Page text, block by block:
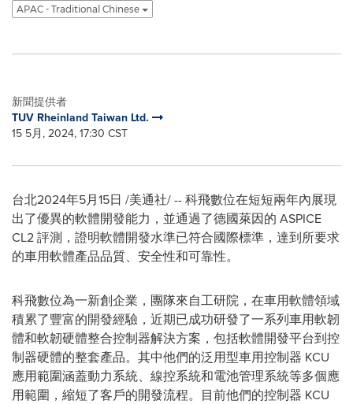
APAC - Traditional Chinese
新聞提供者
TUV Rheinland Taiwan Ltd.
15 5月, 2024, 17:30 CST
台北2024年5月15日 /美通社/ -- 科飛數位在短短兩年內展現
出了優異的軟體開發能力，並通過了德國萊因的 ASPICE
CL2 評測，證明軟體開發水準已符合國際標準，達到所要求
的車用軟體產品品質、安全性和可靠性。
科飛數位為一新創企業，團隊來自工研院，在車用軟體領域
積累了豐富的開發經驗，近期已成功研發了一系列車用軟韌
體和軟韌硬體整合控制器解決方案，包括軟體開發平台到控
制器硬體的整套產品。其中他們的泛用型車用控制器 KCU
應用範圍涵蓋動力系統、線控系統和電池管理系統等多個應
用範圍，縮短了客戶的開發流程。目前他們的控制器 KCU